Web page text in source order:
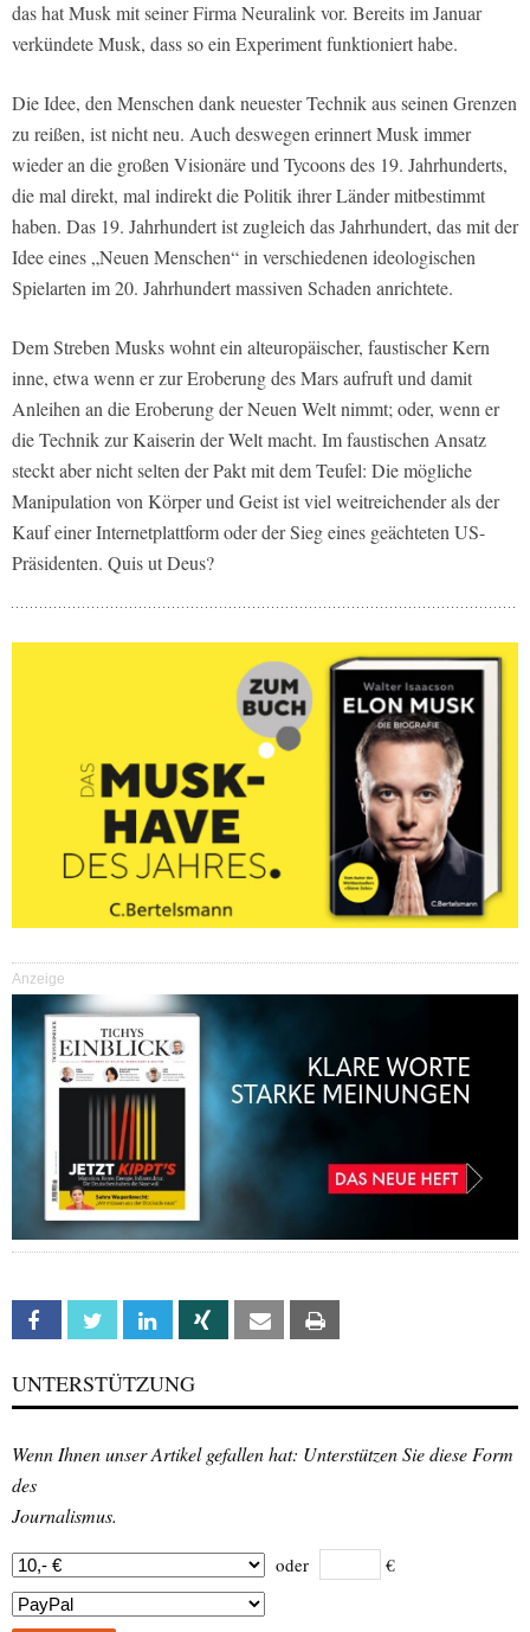
das hat Musk mit seiner Firma Neuralink vor. Bereits im Januar
verkündete Musk, dass so ein Experiment funktioniert habe.
Die Idee, den Menschen dank neuester Technik aus seinen Grenzen
zu reißen, ist nicht neu. Auch deswegen erinnert Musk immer
wieder an die großen Visionäre und Tycoons des 19. Jahrhunderts,
die mal direkt, mal indirekt die Politik ihrer Länder mitbestimmt
haben. Das 19. Jahrhundert ist zugleich das Jahrhundert, das mit der
Idee eines „Neuen Menschen“ in verschiedenen ideologischen
Spielarten im 20. Jahrhundert massiven Schaden anrichtete.
Dem Streben Musks wohnt ein alteuropäischer, faustischer Kern
inne, etwa wenn er zur Eroberung des Mars aufruft und damit
Anleihen an die Eroberung der Neuen Welt nimmt; oder, wenn er
die Technik zur Kaiserin der Welt macht. Im faustischen Ansatz
steckt aber nicht selten der Pakt mit dem Teufel: Die mögliche
Manipulation von Körper und Geist ist viel weitreichender als der
Kauf einer Internetplattform oder der Sieg eines geächteten US-
Präsidenten. Quis ut Deus?
Anzeige
Facebook Twitter Linkedin Xing Email
UNTERSTÜTZUNG
Wenn Ihnen unser Artikel gefallen hat: Unterstützen Sie diese Form
des
Journalismus.
oder €